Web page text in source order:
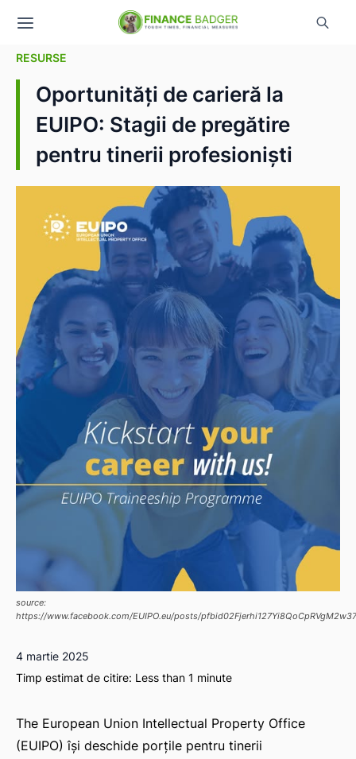
RESURSE
Oportunități de carieră la
EUIPO: Stagii de pregătire
pentru tinerii profesioniști
source:
https://www.facebook.com/EUIPO.eu/posts/
4 martie 2025
Timp estimat de citire: Less than 1 minute
The European Union Intellectual Property Office
(EUIPO) își deschide porțile pentru tinerii